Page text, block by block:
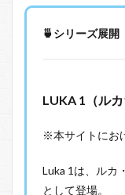
🍵シリーズ展開
LUKA 1（ルカ
※本サイトにお
Luka 1は、ルカ
として登場。